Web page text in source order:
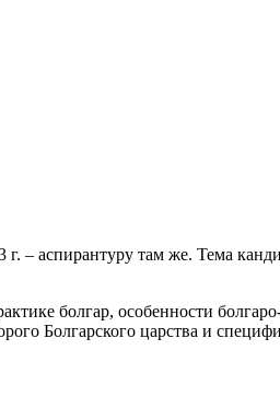
– аспирантуру там же. Тема
болгар, особенности
Болгарского царства и